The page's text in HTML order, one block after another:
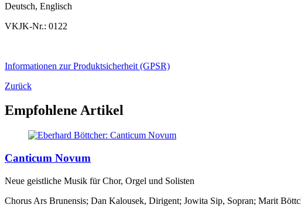
Deutsch, Englisch
VKJK-Nr.: 0122
Informationen zur Produktsicherheit (GPSR)
Zurück
Empfohlene Artikel
Canticum Novum
Neue geistliche Musik für Chor, Orgel und Solisten
Chorus Ars Brunensis; Dan Kalousek, Dirigent; Jowita Sip, Sopran; Marit